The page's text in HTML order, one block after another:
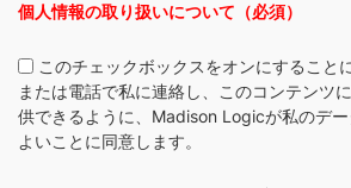
個人情報の取り扱いについて（必須）
このチェックボックスをオンにすること
または電話で私に連絡し、このコンテンツ
供できるように、Madison Logicが私のデ
よいことに同意します。